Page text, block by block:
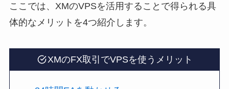
ここでは、XMのVPSを活用することで得られる具
体的なメリットを4つ紹介します。
XMのFX取引でVPSを使うメリット